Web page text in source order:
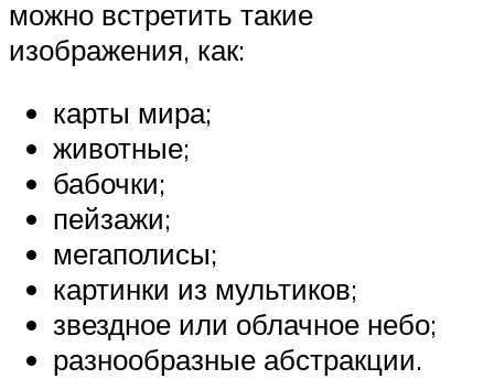
можно встретить такие
изображения, как:
карты мира;
животные;
бабочки;
пейзажи;
мегаполисы;
картинки из мультиков;
звездное или облачное небо;
разнообразные абстракции.